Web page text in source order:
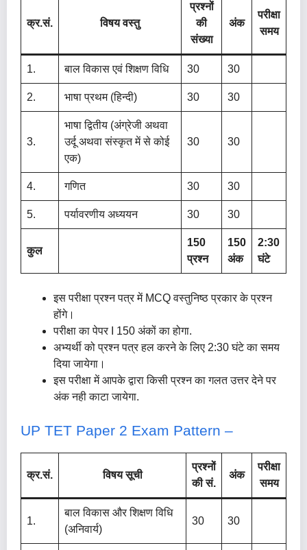
क्र.सं. विषय वस्तु
प्रश्नों
की
संख्या
अंक
परीक्षा
समय
1. बाल विकास एवं शिक्षण विधि 30 30
2. भाषा प्रथम (हिन्दी) 30 30
3.
भाषा द्वितीय (अंग्रेजी अथवा
उर्दू अथवा संस्कृत में से कोई
एक)
30 30
4. गणित 30 30
5. पर्यावरणीय अध्ययन 30 30
कुल
150
प्रश्न
150
अंक
2:30
घंटे
इस परीक्षा प्रश्न पत्र में MCQ वस्तुनिष्ठ प्रकार के प्रश्न
होंगे।
परीक्षा का पेपर I 150 अंकों का होगा.
अभ्यर्थी को प्रश्न पत्र हल करने के लिए 2:30 घंटे का समय
दिया जायेगा।
इस परीक्षा में आपके द्वारा किसी प्रश्न का गलत उत्तर देने पर
अंक नही काटा जायेगा.
UP TET Paper 2 Exam Pattern –
क्र.सं. विषय सूची
प्रश्नों
की सं.
अंक
परीक्षा
समय
1.
बाल विकास और शिक्षण विधि
(अनिवार्य)
30 30